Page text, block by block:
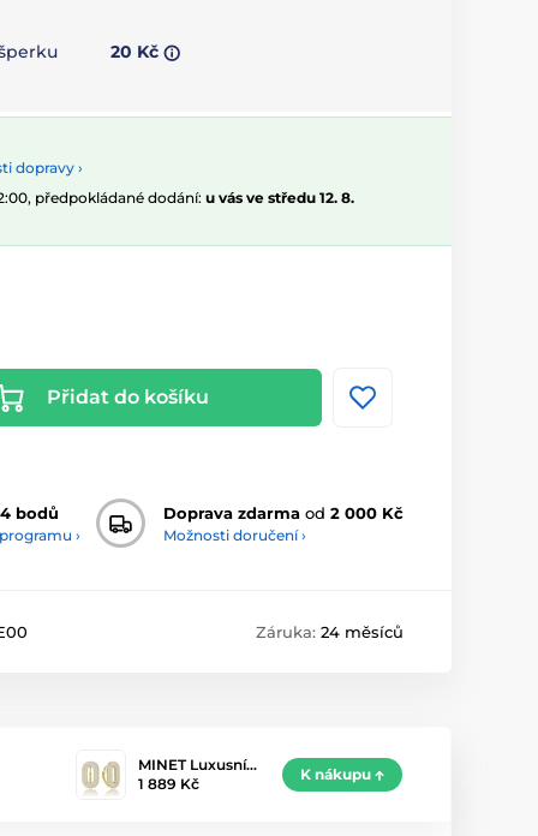
20 Kč
dopravy ›
předpokládané dodání: u vás ve středu 12. 8.
Přidat do košíku
bodů
›
Doprava zdarma od 2 000 Kč
Možnosti doručení ›
Záruka: 24 měsíců
MINET Luxusní…
1 889 Kč
K nákupu